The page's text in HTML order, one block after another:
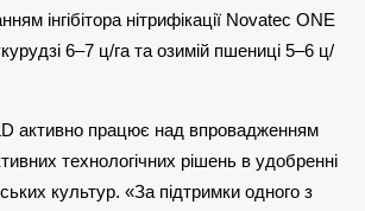
інгібітора нітрифікації Novatec ONE
6–7 ц/га та озимій пшениці 5–6 ц/
активно працює над впровадженням
технологічних рішень в удобренні
культур. «За підтримки одного з